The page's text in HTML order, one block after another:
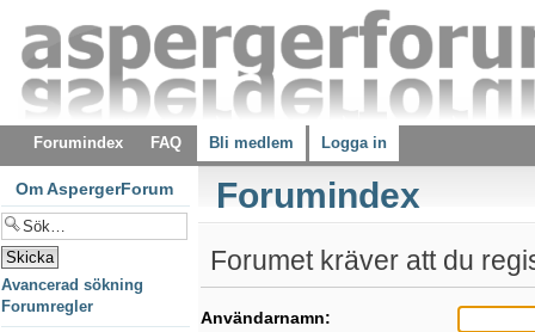
Forumindex FAQ Bli medlem Logga in
Forumindex
Forumet kräver att du
Användarnamn:
Om AspergerForum
Avancerad sökning
Forumregler